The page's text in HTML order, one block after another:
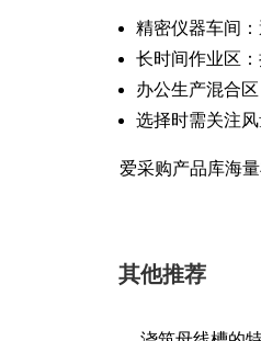
精密仪器车间
长时间作业区
办公生产混合
选择时需关注
爱采购产品库海
其他推荐